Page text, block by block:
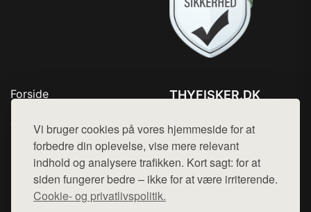
Vi bruger cookies på vores hjemmeside for at
forbedre din oplevelse, vise mere relevant
indhold og analysere trafikken. Kort sagt: for at
siden fungerer bedre – ikke for at være irriterende.
Cookie- og privatlivspolitik.
Forside
Top Rabatter
Kontakt
THYFISKER.DK
Mail: hej@want.dk
Cookie- og privatlivspolitik